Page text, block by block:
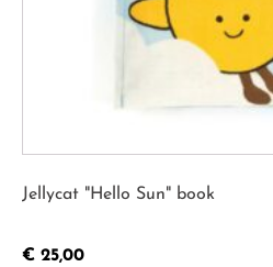
Jellycat "Hello Sun" book
€ 25,00